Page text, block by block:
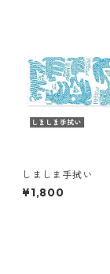
しましま手拭い
¥1,800